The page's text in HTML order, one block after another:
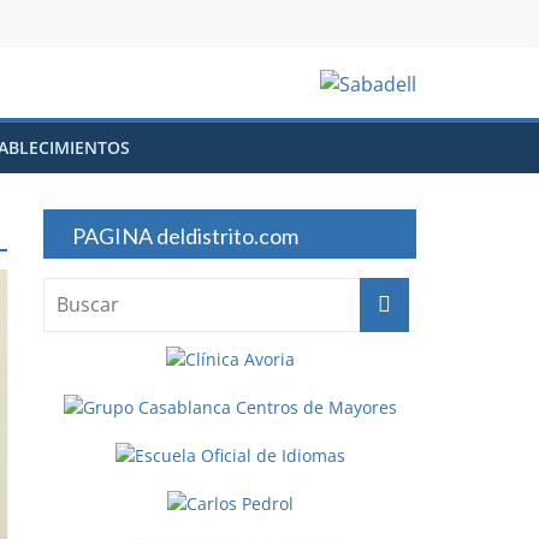
PAGINA deldistrito.com